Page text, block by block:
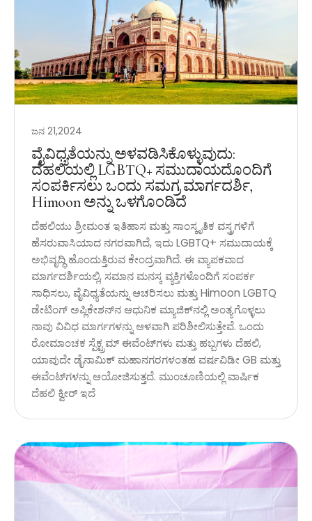
ಜನ 21,2024
ವೈವಿಧ್ಯತೆಯನ್ನು ಅಳವಡಿಸಿಕೊಳ್ಳುವುದು:
ದೆಹಲಿಯಲ್ಲಿ LGBTQ+ ಸಮುದಾಯದೊಂದಿಗೆ
ಸಂಪರ್ಕಿಸಲು ಒಂದು ಸಮಗ್ರ ಮಾರ್ಗದರ್ಶಿ,
Himoon ಅನ್ನು ಒಳಗೊಂಡಿದೆ
ದೆಹಲಿಯು ಶ್ರೀಮಂತ ಇತಿಹಾಸ ಮತ್ತು ಸಾಂಸ್ಕೃತಿಕ ವಸ್ತ್ರಗಳಿಗೆ
ಹೆಸರುವಾಸಿಯಾದ ನಗರವಾಗಿದೆ, ಇದು LGBTQ+ ಸಮುದಾಯಕ್ಕೆ
ಅಭಿವೃದ್ಧಿ ಹೊಂದುತ್ತಿರುವ ಕೇಂದ್ರವಾಗಿದೆ. ಈ ವ್ಯಾಪಕವಾದ
ಮಾರ್ಗದರ್ಶಿಯಲ್ಲಿ, ಸಮಾನ ಮನಸ್ಕ ವ್ಯಕ್ತಿಗಳೊಂದಿಗೆ ಸಂಪರ್ಕ
ಸಾಧಿಸಲು, ವೈವಿಧ್ಯತೆಯನ್ನು ಆಚರಿಸಲು ಮತ್ತು Himoon LGBTQ
ಡೇಟಿಂಗ್ ಅಪ್ಲಿಕೇಶನ್‌ನ ಆಧುನಿಕ ಮ್ಯಾಜಿಕ್‌ನಲ್ಲಿ ಅಂತ್ಯಗೊಳ್ಳಲು
ನಾವು ವಿವಿಧ ಮಾರ್ಗಗಳನ್ನು ಆಳವಾಗಿ ಪರಿಶೀಲಿಸುತ್ತೇವೆ. ಒಂದು
ರೋಮಾಂಚಕ ಸ್ಪೆಕ್ಟ್ರಮ್ ಈವೆಂಟ್‌ಗಳು ಮತ್ತು ಹಬ್ಬಗಳು ದೆಹಲಿ,
ಯಾವುದೇ ಡೈನಾಮಿಕ್ ಮಹಾನಗರಗಳಂತಹ ವರ್ಷವಿಡೀ GB ಮತ್ತು
ಈವೆಂಟ್‌ಗಳನ್ನು ಆಯೋಜಿಸುತ್ತದೆ. ಮುಂಚೂಣಿಯಲ್ಲಿ ವಾರ್ಷಿಕ
ದೆಹಲಿ ಕ್ವೀರ್ ಇದೆ